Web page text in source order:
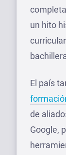
un hito
El país
de
Google,